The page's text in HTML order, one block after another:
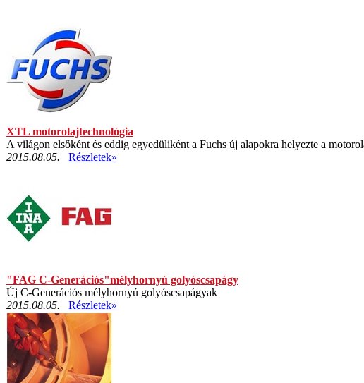
XTL motorolajtechnológia
A világon elsőként és eddig egyedüliként a Fuchs új alapokra helyezte a
2015.08.05.
Részletek»
"FAG C-Generációs"mélyhornyú golyóscsapágy
Új C-Generációs mélyhornyú golyóscsapágyak
2015.08.05.
Részletek»